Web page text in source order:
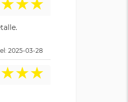
★★★
2025-03-28
★★★